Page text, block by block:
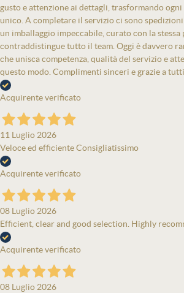
gusto e attenzione ai dettagli, trasformando
unico. A completare il servizio ci sono
un imballaggio impeccabile, curato con la
contraddistingue tutto il team. Oggi è davvero
che unisca competenza, qualità del servizio e
questo modo. Complimenti sinceri e grazie a
Acquirente verificato
11 Luglio 2026
Veloce ed efficiente Consigliatissimo
Acquirente verificato
08 Luglio 2026
Efficient, clear and good selection. Highly
Acquirente verificato
08 Luglio 2026